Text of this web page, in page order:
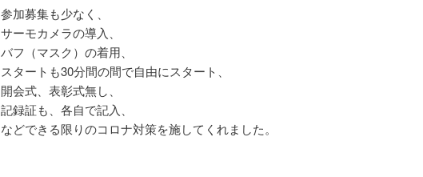
参加募集も少なく、
サーモカメラの導入、
バフ（マスク）の着用、
スタートも30分間の間で自由にスタート、
開会式、表彰式無し、
記録証も、各自で記入、
などできる限りのコロナ対策を施してくれました。